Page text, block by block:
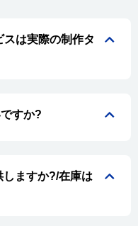
は実際の制作タ
すか?
ますか?/在庫は